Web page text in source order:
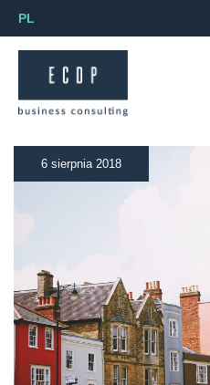
PL
6 sierpnia 2018